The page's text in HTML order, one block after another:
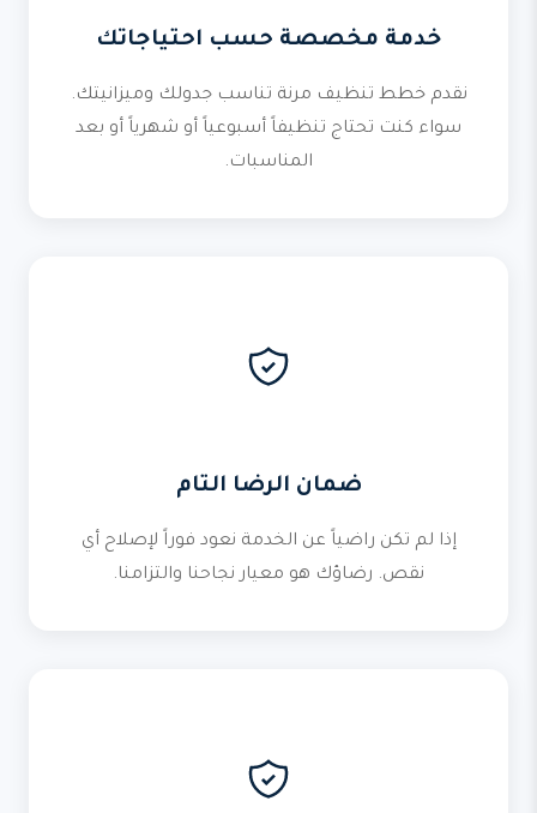
خدمة مخصصة حسب احتياجاتك
نقدم خطط تنظيف مرنة تناسب جدولك وميزانيتك.
سواء كنت تحتاج تنظيفاً أسبوعياً أو شهرياً أو بعد
المناسبات.
ضمان الرضا التام
إذا لم تكن راضياً عن الخدمة نعود فوراً لإصلاح أي
نقص. رضاؤك هو معيار نجاحنا والتزامنا.